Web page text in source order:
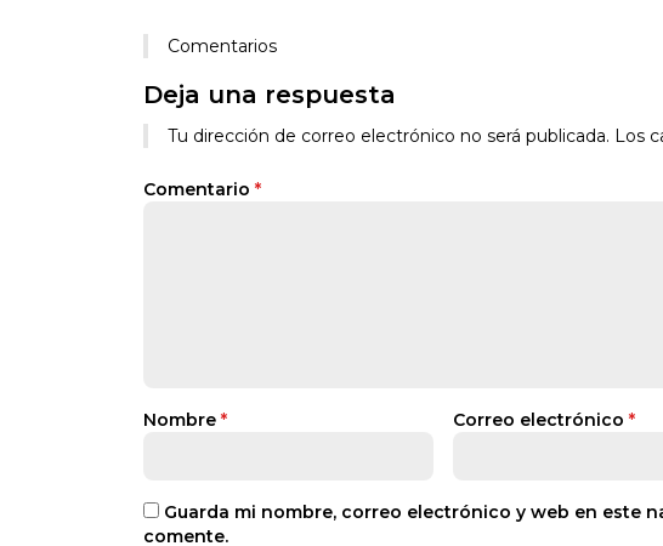
Comentarios
Deja una respuesta
Tu dirección de correo electrónico no será publicada. Los
Comentario *
Nombre * Correo electrónico *
Guarda mi nombre, correo electrónico y web en este
comente.